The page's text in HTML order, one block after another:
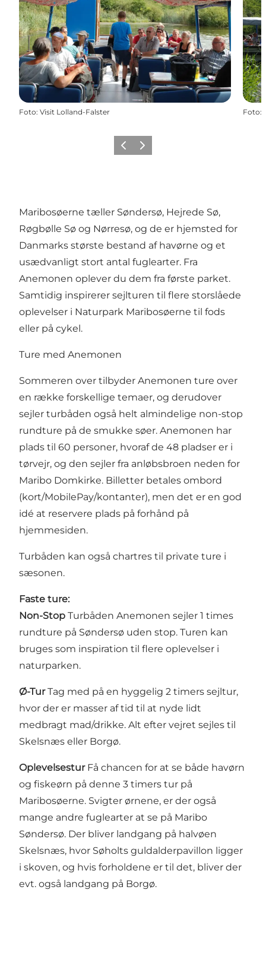
Foto: Visit Lolland-Falster Foto:
ForrigeNæste
Maribosøerne tæller Søndersø, Hejrede Sø,
Røgbølle Sø og Nørresø, og de er hjemsted for
Danmarks største bestand af havørne og et
usædvanligt stort antal fuglearter. Fra
Anemonen oplever du dem fra første parket.
Samtidig inspirerer sejlturen til flere storslåede
oplevelser i Naturpark Maribosøerne til fods
eller på cykel.
Ture med Anemonen
Sommeren over tilbyder Anemonen ture over
en række forskellige temaer, og derudover
sejler turbåden også helt almindelige non-stop
rundture på de smukke søer. Anemonen har
plads til 60 personer, hvoraf de 48 pladser er i
tørvejr, og den sejler fra anløbsbroen neden for
Maribo Domkirke. Billetter betales ombord
(kort/MobilePay/kontanter), men det er en god
idé at reservere plads på forhånd på
hjemmesiden.
Turbåden kan også chartres til private ture i
sæsonen.
Faste ture:
Non-Stop Turbåden Anemonen sejler 1 times
rundture på Søndersø uden stop. Turen kan
bruges som inspiration til flere oplevelser i
naturparken.
Ø-TurTag med på en hyggelig 2 timers sejltur,
hvor der er masser af tid til at nyde lidt
medbragt mad/drikke. Alt efter vejret sejles til
Skelsnæs eller Borgø.
Oplevelsestur Få chancen for at se både havørn
og fiskeørn på denne 3 timers tur på
Maribosøerne. Svigter ørnene, er der også
mange andre fuglearter at se på Maribo
Søndersø. Der bliver landgang på halvøen
Skelsnæs, hvor Søholts guldalderpavillon ligger
i skoven, og hvis forholdene er til det, bliver der
evt. også landgang på Borgø.